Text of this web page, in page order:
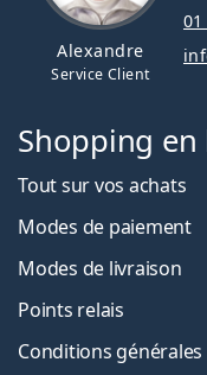
Alexandre
Service Client
Shopping
Tout sur vos achats
Modes de paiement
Modes de livraison
Points relais
Conditions générales